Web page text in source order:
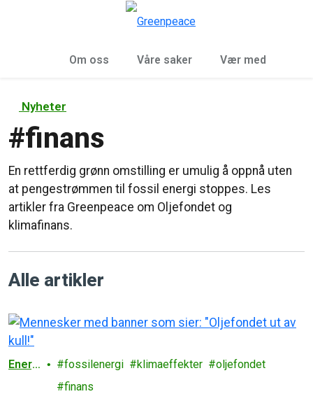
Om oss Våre saker Vær med
Nyheter
#finans
En rettferdig grønn omstilling er umulig å oppnå uten
at pengestrømmen til fossil energi stoppes. Les
artikler fra Greenpeace om Oljefondet og
klimafinans.
Alle artikler
Energ
fossilenergi klimaeffekter
oljefondet
finans